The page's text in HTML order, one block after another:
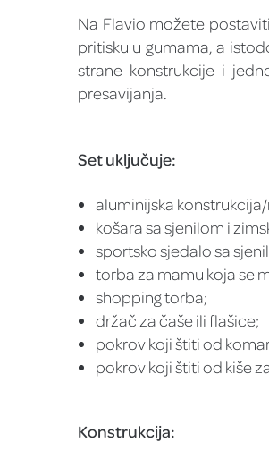
Na Flavio možete
pritisku u gumama, a
strane konstrukcije i
presavijanja.
Set uključuje:
aluminijska
košara sa sjenilom i
sportsko sjedalo sa
torba za mamu koja se
shopping torba;
držač za čaše ili flašice;
pokrov koji štiti od
pokrov koji štiti od kiše
Konstrukcija: